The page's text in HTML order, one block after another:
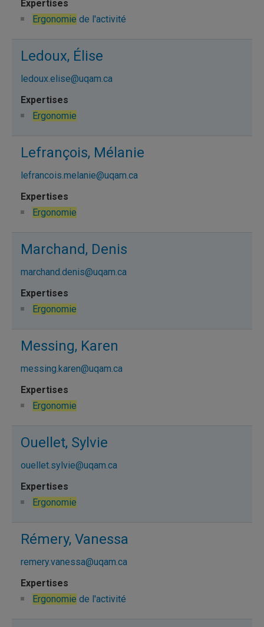
Ergonomie de l'activité
Ledoux, Élise
ledoux.elise@uqam.ca
Ergonomie
Lefrançois, Mélanie
lefrancois.melanie@uqam.ca
Ergonomie
Marchand, Denis
marchand.denis@uqam.ca
Ergonomie
Messing, Karen
messing.karen@uqam.ca
Ergonomie
Ouellet, Sylvie
ouellet.sylvie@uqam.ca
Ergonomie
Rémery, Vanessa
remery.vanessa@uqam.ca
Ergonomie de l'activité